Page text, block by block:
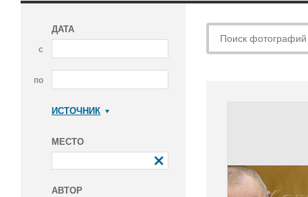
ДАТА
с
по
ИСТОЧНИК
МЕСТО
АВТОР